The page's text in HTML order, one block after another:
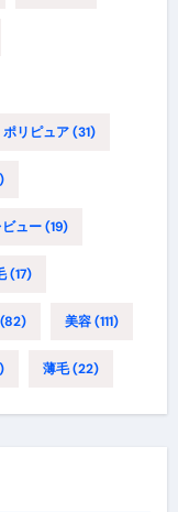
ポリピュア(31)
ビュー(19)
(17)
美容(111)
薄毛(22)